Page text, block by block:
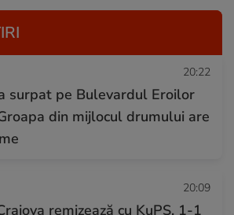
20:22
surpat pe Bulevardul Eroilor
din mijlocul drumului are
20:09
remizează cu KuPS, 1-1